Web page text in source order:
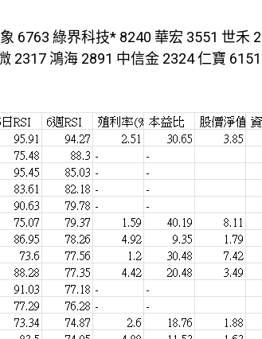
6763 綠界科技* 8240 華宏 3551 世禾
2317 鴻海 2891 中信金 2324 仁寶